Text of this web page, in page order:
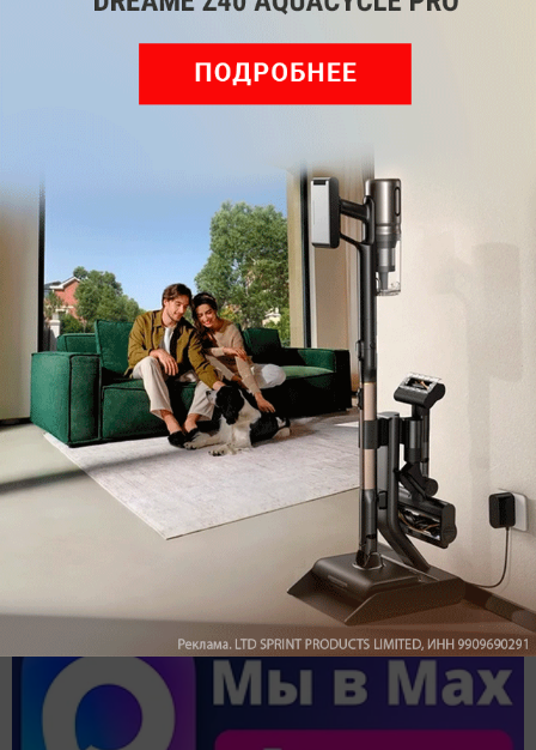
Обзор вертикального пылесоса Dreame Z40 AquaCycle
Pro: гибкий подход к уборке